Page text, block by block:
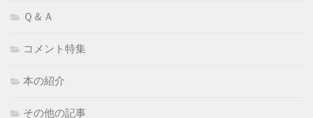
Ｑ＆Ａ
コメント特集
本の紹介
その他の記事